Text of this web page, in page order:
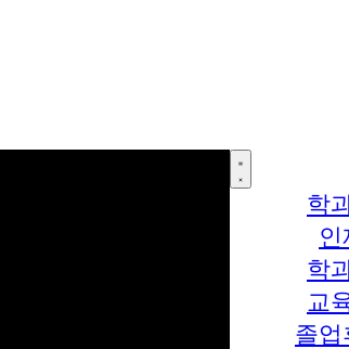
학
인
학
교
졸업